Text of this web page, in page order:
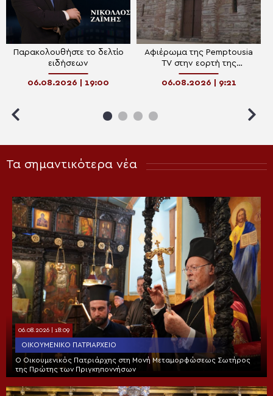
Παρακολουθήστε το δελτίο
ειδήσεων
06.08.2026 | 19:00
Αφιέρωμα της Pemptousia
TV στην εορτή της
Μεταμορφώσεως του
Σωτήρος
06.08.2026 | 9:21
Τα σημαντικότερα νέα
06.08.2026 | 18:09
ΟΙΚΟΥΜΕΝΙΚΌ ΠΑΤΡΙΑΡΧΕΊΟ
Ο Οικουμενικός Πατριάρχης στη Μονή Μεταμορφώσεως Σωτήρος
της Πρώτης των Πριγκηποννήσων